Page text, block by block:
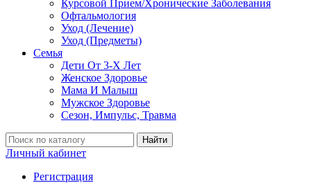
Курсовой Прием/Хронические Заболевания
Офтальмология
Уход (Лечение)
Уход (Предметы)
Семья
Дети От 3-Х Лет
Женское Здоровье
Мама И Малыш
Мужское Здоровье
Сезон, Импульс, Травма
Найти
Личный кабинет
Регистрация